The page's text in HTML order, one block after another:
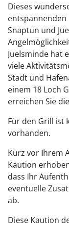
Dieses
entspannenden
Snaptun und
Juelsminde hat
viele
Stadt und
einem 18 Loch
erreichen Sie
Für den Grill ist
vorhanden.
Kurz vor Ihrem
Kaution
dass Ihr
eventuelle
ab.
Diese Kaution